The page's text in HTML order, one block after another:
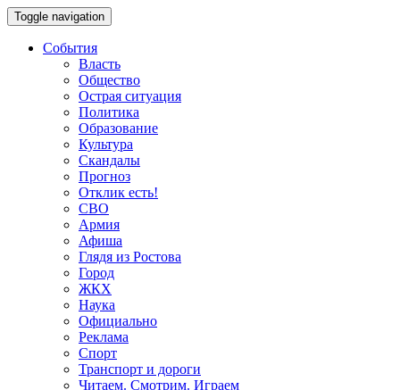
Toggle navigation
События
Власть
Общество
Острая ситуация
Политика
Образование
Культура
Скандалы
Прогноз
Отклик есть!
СВО
Армия
Афиша
Глядя из Ростова
Город
ЖКХ
Наука
Официально
Реклама
Спорт
Транспорт и дороги
Читаем. Смотрим. Играем